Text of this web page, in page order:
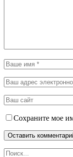
Сохраните мое